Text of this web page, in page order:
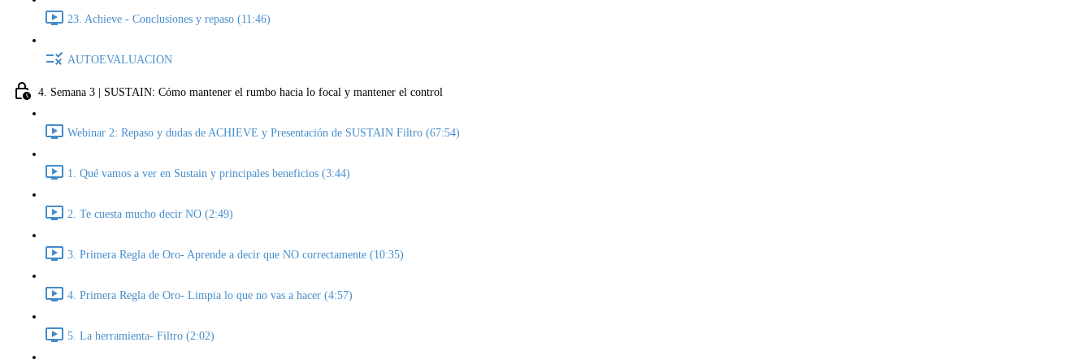
23. Achieve - Conclusiones y repaso (11:46)
AUTOEVALUACION
4. Semana 3 | SUSTAIN: Cómo mantener el rumbo hacia lo focal y mantener el control
Webinar 2: Repaso y dudas de ACHIEVE y Presentación de SUSTAIN Filtro (67:54)
1. Qué vamos a ver en Sustain y principales beneficios (3:44)
2. Te cuesta mucho decir NO (2:49)
3. Primera Regla de Oro- Aprende a decir que NO correctamente (10:35)
4. Primera Regla de Oro- Limpia lo que no vas a hacer (4:57)
5. La herramienta- Filtro (2:02)